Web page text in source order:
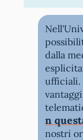
dalla
ufficiali.
n
nostri